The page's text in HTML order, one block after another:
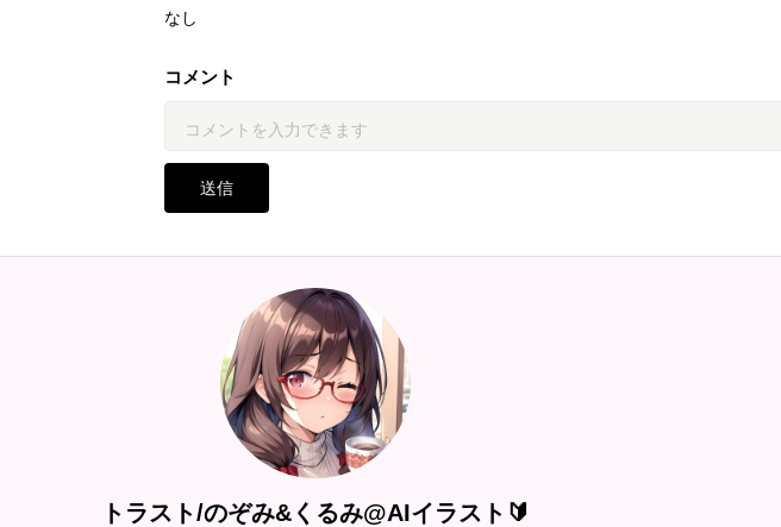
なし
コメント
送信
トラスト/のぞみ&くるみ@AIイラスト🔰